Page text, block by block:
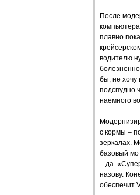
После
плавно
водителю
бы, не хочу
подспудно
наемного
с кормы –
зеркалах.
базовый
– да.
назову.
обеспечит